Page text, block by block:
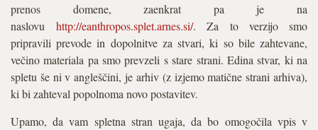
prenos domene, zaenkrat pa je na
naslovuhttp://eanthropos.splet.arnes.si/. Za to verzijo smo
pripravili prevode in dopolnitve za stvari, ki so bile zahtevane,
večino materiala pa smo prevzeli s stare strani. Edina stvar, ki na
spletu še ni v angleščini, je arhiv (z izjemo matične strani arhiva),
ki bi zahteval popolnoma novo postavitev.
Upamo, da vam spletna stran ugaja, da bo omogočila vpis v